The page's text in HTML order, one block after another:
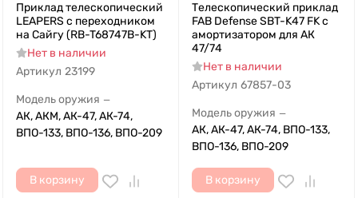
Приклад телескопический
LEAPERS с переходником
на Сайгу (RB-T68747B-KT)
Нет в наличии
Артикул 23199
Модель оружия —
АК, АКМ, АК-47, АК-74,
ВПО-133, ВПО-136, ВПО-209
В корзину
Телескопический приклад
FAB Defense SBT-K47 FK с
амортизатором для АК
47/74
Нет в наличии
Артикул 67857-03
Модель оружия —
АК, АК-47, АК-74, ВПО-133,
ВПО-136, ВПО-209
В корзину